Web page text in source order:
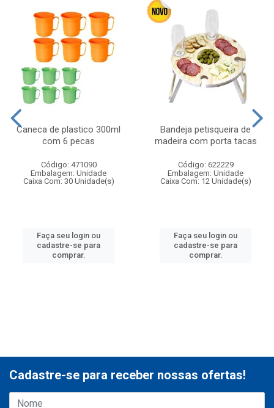
Caneca de plastico 300ml
com 6 pecas
Código: 471090
Embalagem: Unidade
Caixa Com: 30 Unidade(s)
Faça seu login ou
cadastre-se para
comprar.
Bandeja petisqueira de
madeira com porta tacas
Código: 622229
Embalagem: Unidade
Caixa Com: 12 Unidade(s)
Faça seu login ou
cadastre-se para
comprar.
Cadastre-se para receber nossas ofertas!